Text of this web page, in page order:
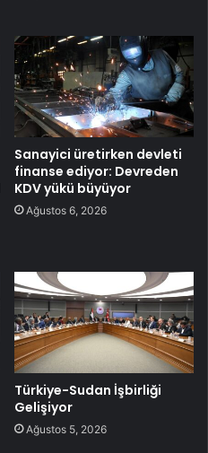
Sanayici üretirken devleti
finanse ediyor: Devreden
KDV yükü büyüyor
Ağustos 6, 2026
Türkiye-Sudan İşbirliği
Gelişiyor
Ağustos 5, 2026